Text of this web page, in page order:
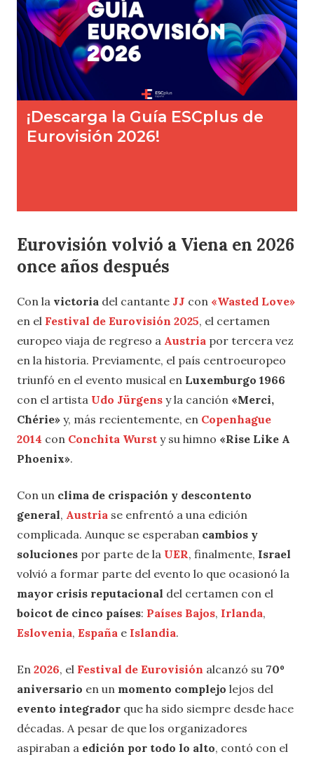
Eurovisión volvió a Viena en 2026
once años después
Con la victoria del cantante JJ con «Wasted Love»
en el Festival de Eurovisión 2025, el certamen
europeo viaja de regreso a Austria por tercera vez
en la historia. Previamente, el país centroeuropeo
triunfó en el evento musical en Luxemburgo 1966
con el artista Udo Jürgens y la canción «Merci,
Chérie» y, más recientemente, en Copenhague
2014 con Conchita Wurst y su himno «Rise Like A
Phoenix».
Con un clima de crispación y descontento
general, Austria se enfrentó a una edición
complicada. Aunque se esperaban cambios y
soluciones por parte de la UER, finalmente, Israel
volvió a formar parte del evento lo que ocasionó la
mayor crisis reputacional del certamen con el
boicot de cinco países: Países Bajos, Irlanda,
Eslovenia, España e Islandia.
En 2026, el Festival de Eurovisión alcanzó su 70º
aniversario en un momento complejo lejos del
evento integrador que ha sido siempre desde hace
décadas. A pesar de que los organizadores
aspiraban a edición por todo lo alto, contó con el